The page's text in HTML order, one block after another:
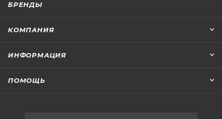
БРЕНДЫ
КОМПАНИЯ
ИНФОРМАЦИЯ
ПОМОЩЬ